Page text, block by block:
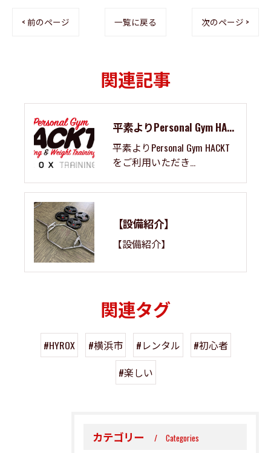
< 前のページ 一覧に戻る 次のページ >
関連記事
平素よりPersonal Gym HACKTをご利用いただき...
平素よりPersonal Gym HACKT
をご利用いただき...
【設備紹介】
【設備紹介】
関連タグ
#HYROX #横浜市 #レンタル
#初心者
#楽しい
カテゴリー Categories